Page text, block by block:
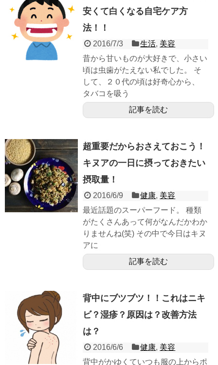
安くて白くなる自宅ケア方
法！！
2016/7/3 生活, 美容
昔から甘いものが大好きで、小さい
頃は虫歯がたえない私でした。 そ
して、２０代の頃は好奇心から、
タバコを吸う
記事を読む
超重要だからおさえておこう！
キヌアの一日に摂っておきたい
摂取量！
2016/6/9 健康, 美容
最近話題のスーパーフード。 種類
がたくさんあって何がなんだかわか
りませんね(笑) その中で今日はキヌ
アに
記事を読む
背中にブツブツ！！これはニキ
ビ？湿疹？原因は？改善方法
は？
2016/6/6 健康, 美容
背中がかゆくていつも服の上からポ